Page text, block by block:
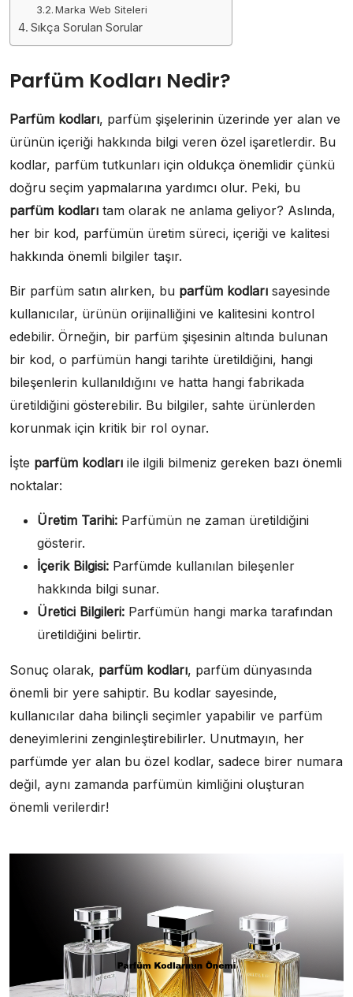
Marka Web Siteleri
Sıkça Sorulan Sorular
Parfüm Kodları Nedir?
Parfüm kodları, parfüm şişelerinin üzerinde yer alan ve
ürünün içeriği hakkında bilgi veren özel işaretlerdir. Bu
kodlar, parfüm tutkunları için oldukça önemlidir çünkü
doğru seçim yapmalarına yardımcı olur. Peki, bu
parfüm kodları tam olarak ne anlama geliyor? Aslında,
her bir kod, parfümün üretim süreci, içeriği ve kalitesi
hakkında önemli bilgiler taşır.
Bir parfüm satın alırken, bu parfüm kodları sayesinde
kullanıcılar, ürünün orijinalliğini ve kalitesini kontrol
edebilir. Örneğin, bir parfüm şişesinin altında bulunan
bir kod, o parfümün hangi tarihte üretildiğini, hangi
bileşenlerin kullanıldığını ve hatta hangi fabrikada
üretildiğini gösterebilir. Bu bilgiler, sahte ürünlerden
korunmak için kritik bir rol oynar.
İşte parfüm kodları ile ilgili bilmeniz gereken bazı önemli
noktalar:
Üretim Tarihi: Parfümün ne zaman üretildiğini
gösterir.
İçerik Bilgisi: Parfümde kullanılan bileşenler
hakkında bilgi sunar.
Üretici Bilgileri: Parfümün hangi marka tarafından
üretildiğini belirtir.
Sonuç olarak, parfüm kodları, parfüm dünyasında
önemli bir yere sahiptir. Bu kodlar sayesinde,
kullanıcılar daha bilinçli seçimler yapabilir ve parfüm
deneyimlerini zenginleştirebilirler. Unutmayın, her
parfümde yer alan bu özel kodlar, sadece birer numara
değil, aynı zamanda parfümün kimliğini oluşturan
önemli verilerdir!